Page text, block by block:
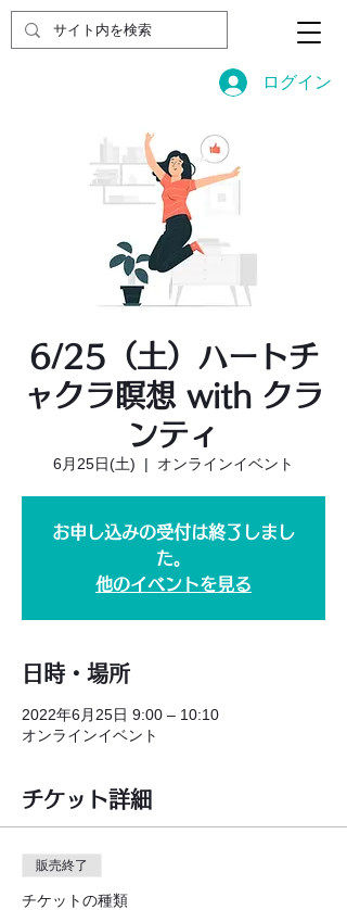
ログイン
6/25（土）ハートチ
ャクラ瞑想 with クラ
ンティ
6月25日(土)
  |
オンラインイベント
お申し込みの受付は終了しまし
た。
他のイベントを見る
日時・場所
2022年6月25日 9:00 – 10:10
オンラインイベント
チケット詳細
販売終了
チケットの種類